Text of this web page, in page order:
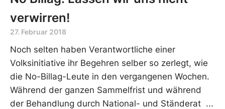
verwirren!
27. Februar 2018
Noch selten haben Verantwortliche einer
Volksinitiative ihr Begehren selber so zerlegt, wie
die No-Billag-Leute in den vergangenen Wochen.
Während der ganzen Sammelfrist und während
der Behandlung durch National- und Ständerat